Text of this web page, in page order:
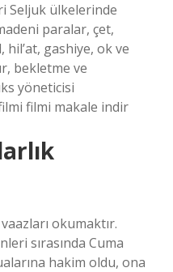
Seljuk ülkelerinde
paralar, çet,
gashiye, ok ve
bekletme ve
yöneticisi
filmi makale indir
okumaktır.
sırasında Cuma
hakim oldu, ona